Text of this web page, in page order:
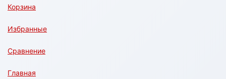
Корзина
Избранные
Сравнение
Главная